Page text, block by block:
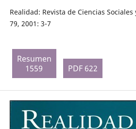
Realidad: Revista de Ciencias
79, 2001: 3-7
Resumen
1559
PDF 622